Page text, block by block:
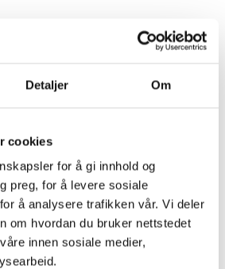
Detaljer Om
cookies
for å gi innhold og
preg, for å levere sosiale
å analysere trafikken vår. Vi deler
om hvordan du bruker nettstedet
innen sosiale medier,
for
om en ny handlingsplan, når de
målet om å skape en sirkulær
fri for utslipp. Planen gir løfte
som, hvis de iverksettes, vil
og bruker emballasje i
nye og høyere krav til norske
importører av emballasje.